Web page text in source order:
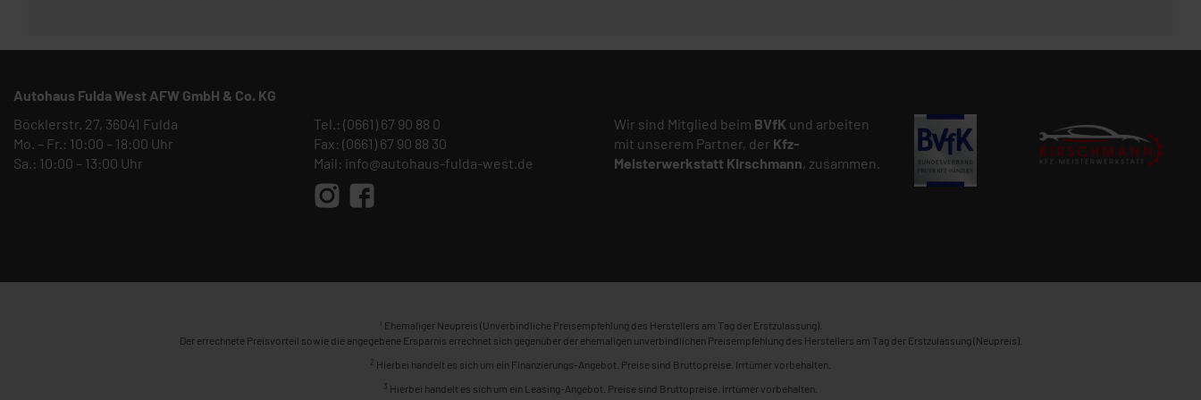
Autohaus Fulda West AFW GmbH & Co. KG
Böcklerstr. 27, 36041 Fulda
Mo. – Fr.: 10:00 – 18:00 Uhr
Sa.: 10:00 – 13:00 Uhr
Tel.: (0661) 67 90 88 0
Fax: (0661) 67 90 88 30
Mail: info@autohaus-fulda-west.de
Wir sind Mitglied beim BVfK und arbeiten
mit unserem Partner, der Kfz-
Meisterwerkstatt Kirschmann, zusammen.
1 Ehemaliger Neupreis (Unverbindliche Preisempfehlung des Herstellers am Tag der Erstzulassung).
Der errechnete Preisvorteil sowie die angegebene Ersparnis errechnet sich gegenüber der ehemaligen unverbindlichen Preisempfehlung des Herstellers am Tag der Erstzulassung (Neupreis).
2 Hierbei handelt es sich um ein Finanzierungs-Angebot. Preise sind Bruttopreise. Irrtümer vorbehalten.
3 Hierbei handelt es sich um ein Leasing-Angebot. Preise sind Bruttopreise. Irrtümer vorbehalten.